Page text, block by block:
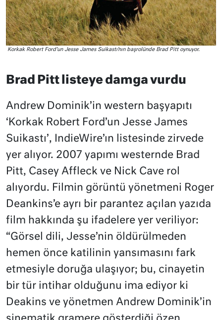
Korkak Robert Ford’un Jesse James Suikastı’nın başrolünde Brad Pitt oynuyor.
Brad Pitt listeye damga vurdu
Andrew Dominik’in western başyapıtı
‘Korkak Robert Ford’un Jesse James
Suikastı’, IndieWire’ın listesinde zirvede
yer alıyor. 2007 yapımı westernde Brad
Pitt, Casey Affleck ve Nick Cave rol
alıyordu. Filmin görüntü yönetmeni Roger
Deankins’e ayrı bir parantez açılan yazıda
film hakkında şu ifadelere yer veriliyor:
“Görsel dili, Jesse’nin öldürülmeden
hemen önce katilinin yansımasını fark
etmesiyle doruğa ulaşıyor; bu, cinayetin
bir tür intihar olduğunu ima ediyor ki
Deakins ve yönetmen Andrew Dominik’in